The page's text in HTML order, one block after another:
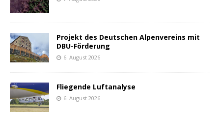
Projekt des Deutschen Alpenvereins mit
DBU-Förderung
6. August 2026
Fliegende Luftanalyse
6. August 2026